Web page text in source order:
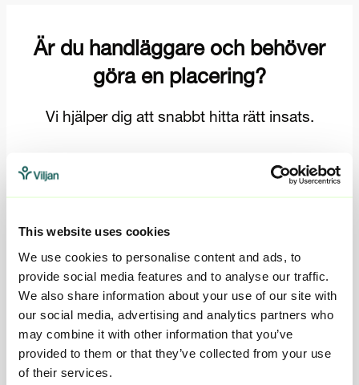
This website uses cookies
We use cookies to personalise content and ads, to
provide social media features and to analyse our traffic.
We also share information about your use of our site with
our social media, advertising and analytics partners who
may combine it with other information that you’ve
provided to them or that they’ve collected from your use
of their services.
Vad är Ungbo Umeå?
Ungbo Umeå är ett förstärkt stödboende med 6 platser. Ett
mindre stödboende för unga vuxna i åldrarna från 16 år till
20 år, som är i behov av stöd för att utvecklas till en
självständig individ. Vi välkomnar både män och kvinnor
som placeras enligt SoL eller LVU. Här bor man i fullt
möblerad egen lägenhet i ett hyreshus där personal finns
tillgänglig dygnet runt. Ungbo ligger centralt beläget med
promenadavstånd till centrum och närhet till gym, skolor